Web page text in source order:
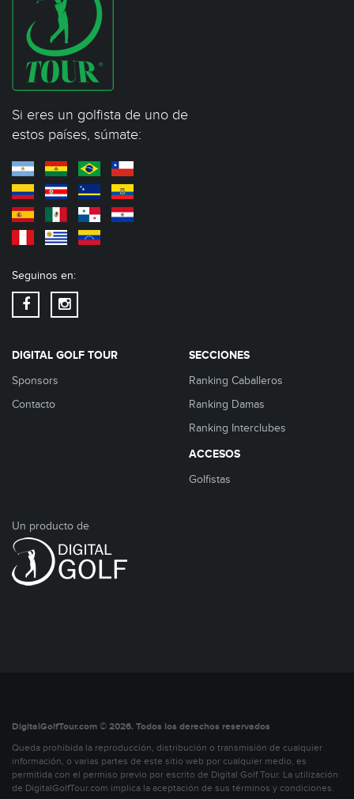
Si eres un golfista de uno de
estos países, súmate:
Seguinos en:
DIGITAL GOLF TOUR
Sponsors
Contacto
SECCIONES
Ranking Caballeros
Ranking Damas
Ranking Interclubes
ACCESOS
Golfistas
Un producto de
DigitalGolfTour.com © 2026. Todos los derechos reservados
Queda prohibida la reproducción, distribución o transmisión de cualquier
información, o varias partes de este sitio web por cualquier medio, es
permitida con el permiso previo por escrito de Digital Golf Tour. La utilización
de DigitalGolfTour.com implica la aceptación de sus términos y condiciones